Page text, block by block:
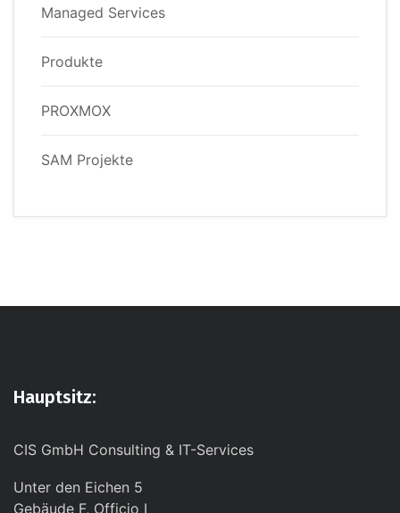
Managed Services
Produkte
PROXMOX
SAM Projekte
Hauptsitz:
CIS GmbH Consulting & IT-Services
Unter den Eichen 5
Gebäude F, Officio I